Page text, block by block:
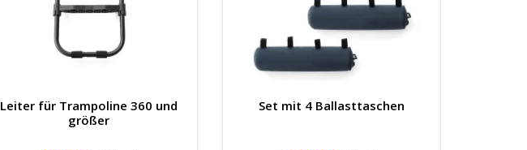
Leiter für Trampoline 360 und
größer
Set mit 4 Ballasttaschen